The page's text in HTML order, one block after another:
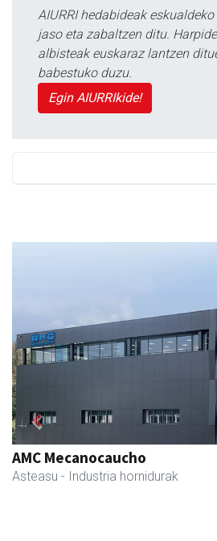
AIURRI hedabideak
jaso eta zabaltzen ditu.
albisteak euskaraz lantzen
babestuko duzu.
Egin AIURRIkide!
Iturri-Ondo jatetxea
Asteasu - Jatetxeak
Previous